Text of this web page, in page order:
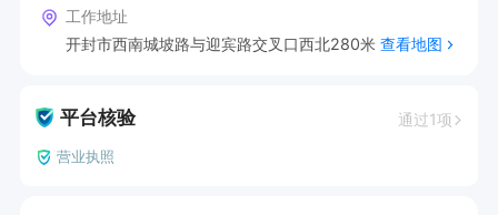
工作地址
开封市西南城坡路与迎宾路交叉口西北280米 查看地图
平台核验 通过1项
营业执照